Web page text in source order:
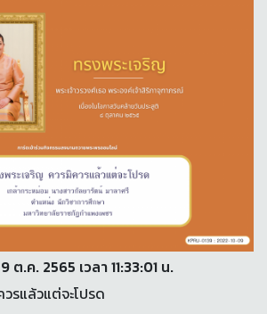
ต.ค. 2565 เวลา 11:33:01 น.
รแล้วแต่จะโปรด